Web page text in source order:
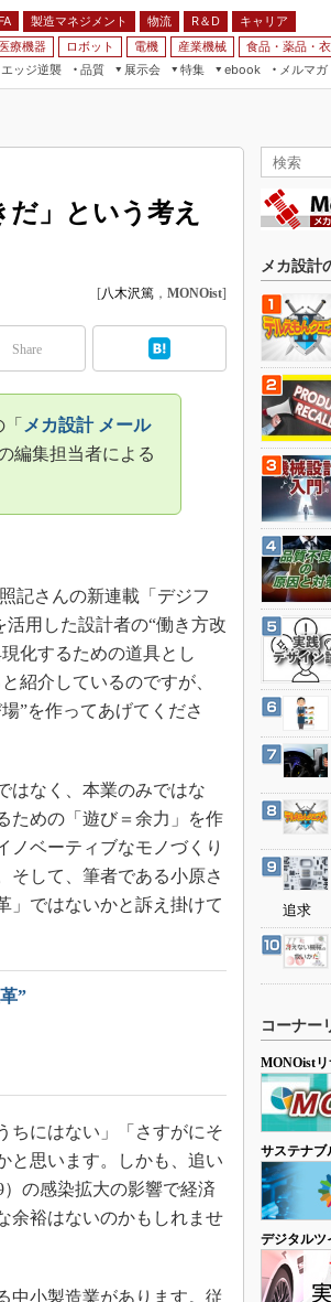
FA 製造マネジメント 物流 R＆D
キャリア
療機器 ロボット 電機 産業機械 食品・薬品・
エッジ逆襲 品質
展示会
ルド
展
特集
ドサービス
ト開発
ツール
トリー4.0
ション
ッグデータ
ンジャパン
ル設計・開発
ュリティ
ナへの対応
ebook
モビリティ
メルマガ
」という考え
[八木沢篤 ， MONOist]
Share
メカ設計 メール
編集担当者による
記さんの新連載「デジフ
用した設計者の“働き方改
化するための道具とし
紹介しているのですが、
”を作ってあげてくださ
はなく、本業のみではな
ための「遊び＝余力」を作
ノベーティブなモノづくり
そして、筆者である小原さ
」ではないかと訴え掛けて
”
ちにはない」「さすがにそ
と思います。しかも、追い
の感染拡大の影響で経済
余裕はないのかもしれませ
中小製造業があります。従
メカ設計
追求
コーナー
MONOist
サステナブ
デジタルツ